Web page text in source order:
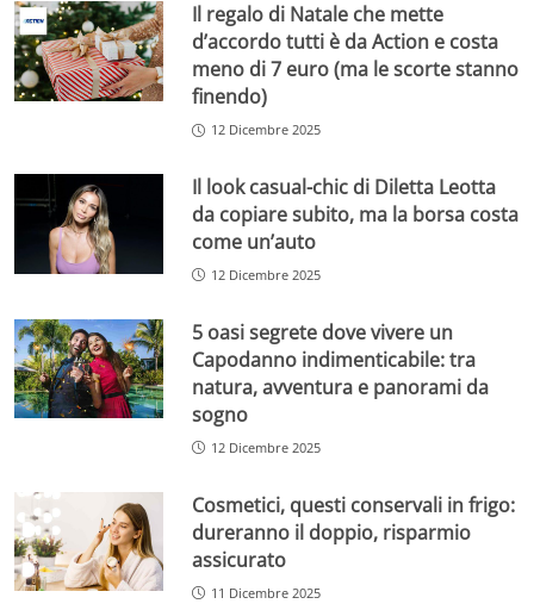
Il regalo di Natale che mette
d’accordo tutti è da Action e costa
meno di 7 euro (ma le scorte stanno
finendo)
12 Dicembre 2025
Il look casual-chic di Diletta Leotta
da copiare subito, ma la borsa costa
come un’auto
12 Dicembre 2025
5 oasi segrete dove vivere un
Capodanno indimenticabile: tra
natura, avventura e panorami da
sogno
12 Dicembre 2025
Cosmetici, questi conservali in frigo:
dureranno il doppio, risparmio
assicurato
11 Dicembre 2025